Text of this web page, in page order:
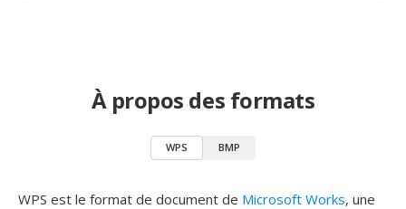
À propos des formats
WPS BMP
WPS est le format de document de Microsoft Works, une